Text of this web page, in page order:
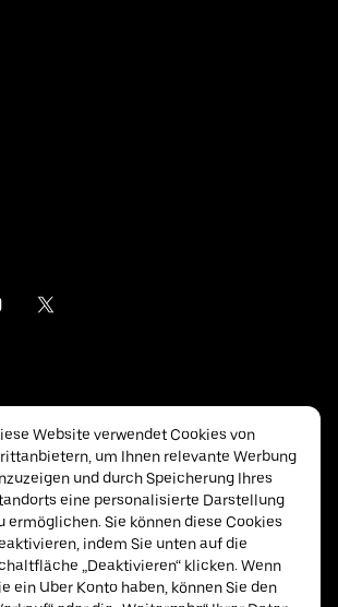
Inc.
Website verwendet Cookies von
um Ihnen relevante Werbung
und durch Speicherung Ihres
eine personalisierte Darstellung
ermöglichen. Sie können diese Cookies
indem Sie unten auf die
„Deaktivieren“ klicken. Wenn
ein Uber Konto haben, können Sie den